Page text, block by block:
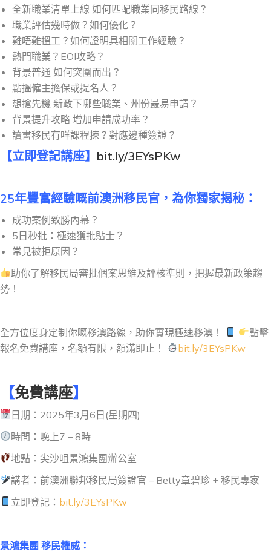
全新職業清單上線 如何匹配職業同移民路線？
職業評估幾時做？如何優化？
難唔難搵工？如何證明具相關工作經驗？
熱門職業？EOI攻略？
背景普通 如何突圍而出？
點搵僱主擔保或提名人？
想搶先機 新政下哪些職業、州份最易申請？
背景提升攻略 增加申請成功率？
讀書移民有咩課程揀？對應邊種簽證？
【立即登記講座】 bit.ly/3EYsPKw
25年豐富經驗嘅前澳洲移民官，為你獨家揭秘：
成功案例致勝內幕？
5日秒批：極速獲批貼士？
常見被拒原因？
助你了解移民局審批個案思維及評核準則，把握最新政策趨
勢！
全方位度身定制你嘅移澳路線，助你實現極速移澳！
點擊
報名免費講座，名額有限，額滿即止！
bit.ly/3EYsPKw
【免費講座】
日期：2025年3月6日(星期四)
時間：晚上7 – 8時
地點：尖沙咀景鴻集團辦公室
講者：前澳洲聯邦移民局簽證官 – Betty章碧珍 + 移民專家
立即登記： bit.ly/3EYsPKw
景鴻集團 移民權威：